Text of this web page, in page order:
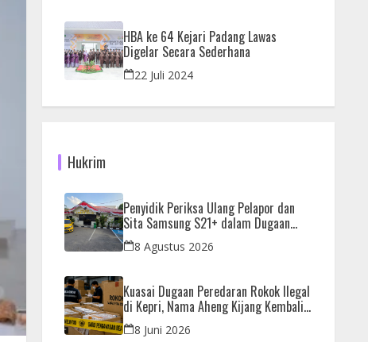
HBA ke 64 Kejari Padang Lawas
Digelar Secara Sederhana
22 Juli 2024
Hukrim
Penyidik Periksa Ulang Pelapor dan
Sita Samsung S21+ dalam Dugaan
Penjualan HP Ilegal di Nagoya Hill
8 Agustus 2026
Kuasai Dugaan Peredaran Rokok Ilegal
di Kepri, Nama Aheng Kijang Kembali
Disorot
8 Juni 2026